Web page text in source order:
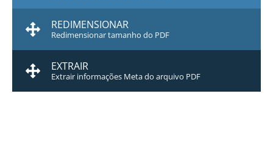
REDIMENSIONAR
Redimensionar tamanho do PDF
EXTRAIR
Extrair informações Meta do arquivo PDF